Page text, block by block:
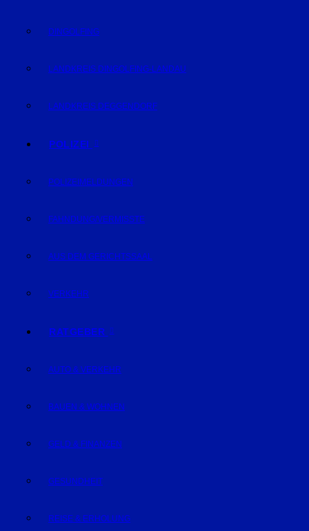
DINGOLFING
LANDKREIS DINGOLFING-LANDAU
LANDKREIS DEGGENDORF
POLIZEI
POLIZEIMELDUNGEN
FAHNDUNG/VERMISSTE
AUS DEM GERICHTSSAAL
VERKEHR
RATGEBER
AUTO & VERKEHR
BAUEN & WOHNEN
GELD & FINANZEN
GESUNDHEIT
REISE & ERHOLUNG